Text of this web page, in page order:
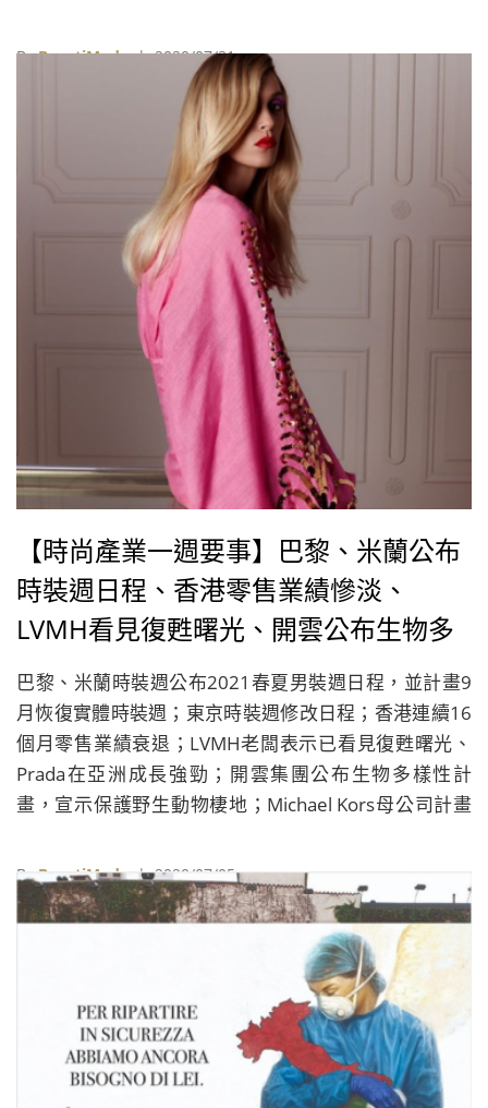
ByBeautiMode| 2020/07/31
【時尚產業一週要事】巴黎、米蘭公布
時裝週日程、香港零售業績慘淡、
LVMH看見復甦曙光、開雲公布生物多
樣性計畫、Michael Kors關閉更多門市
巴黎、米蘭時裝週公布2021春夏男裝週日程，並計畫9
月恢復實體時裝週；東京時裝週修改日程；香港連續16
個月零售業績衰退；LVMH老闆表示已看見復甦曙光、
Prada在亞洲成長強勁；開雲集團公布生物多樣性計
畫，宣示保護野生動物棲地；Michael Kors母公司計畫
ByBeautiMode| 2020/07/05